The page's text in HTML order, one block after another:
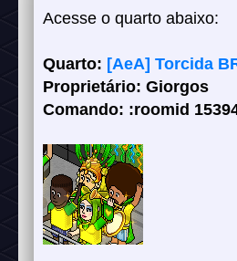
Acesse o quarto abaixo:
Quarto: [AeA] Torcida
Proprietário: Giorgos
Comando: :roomid